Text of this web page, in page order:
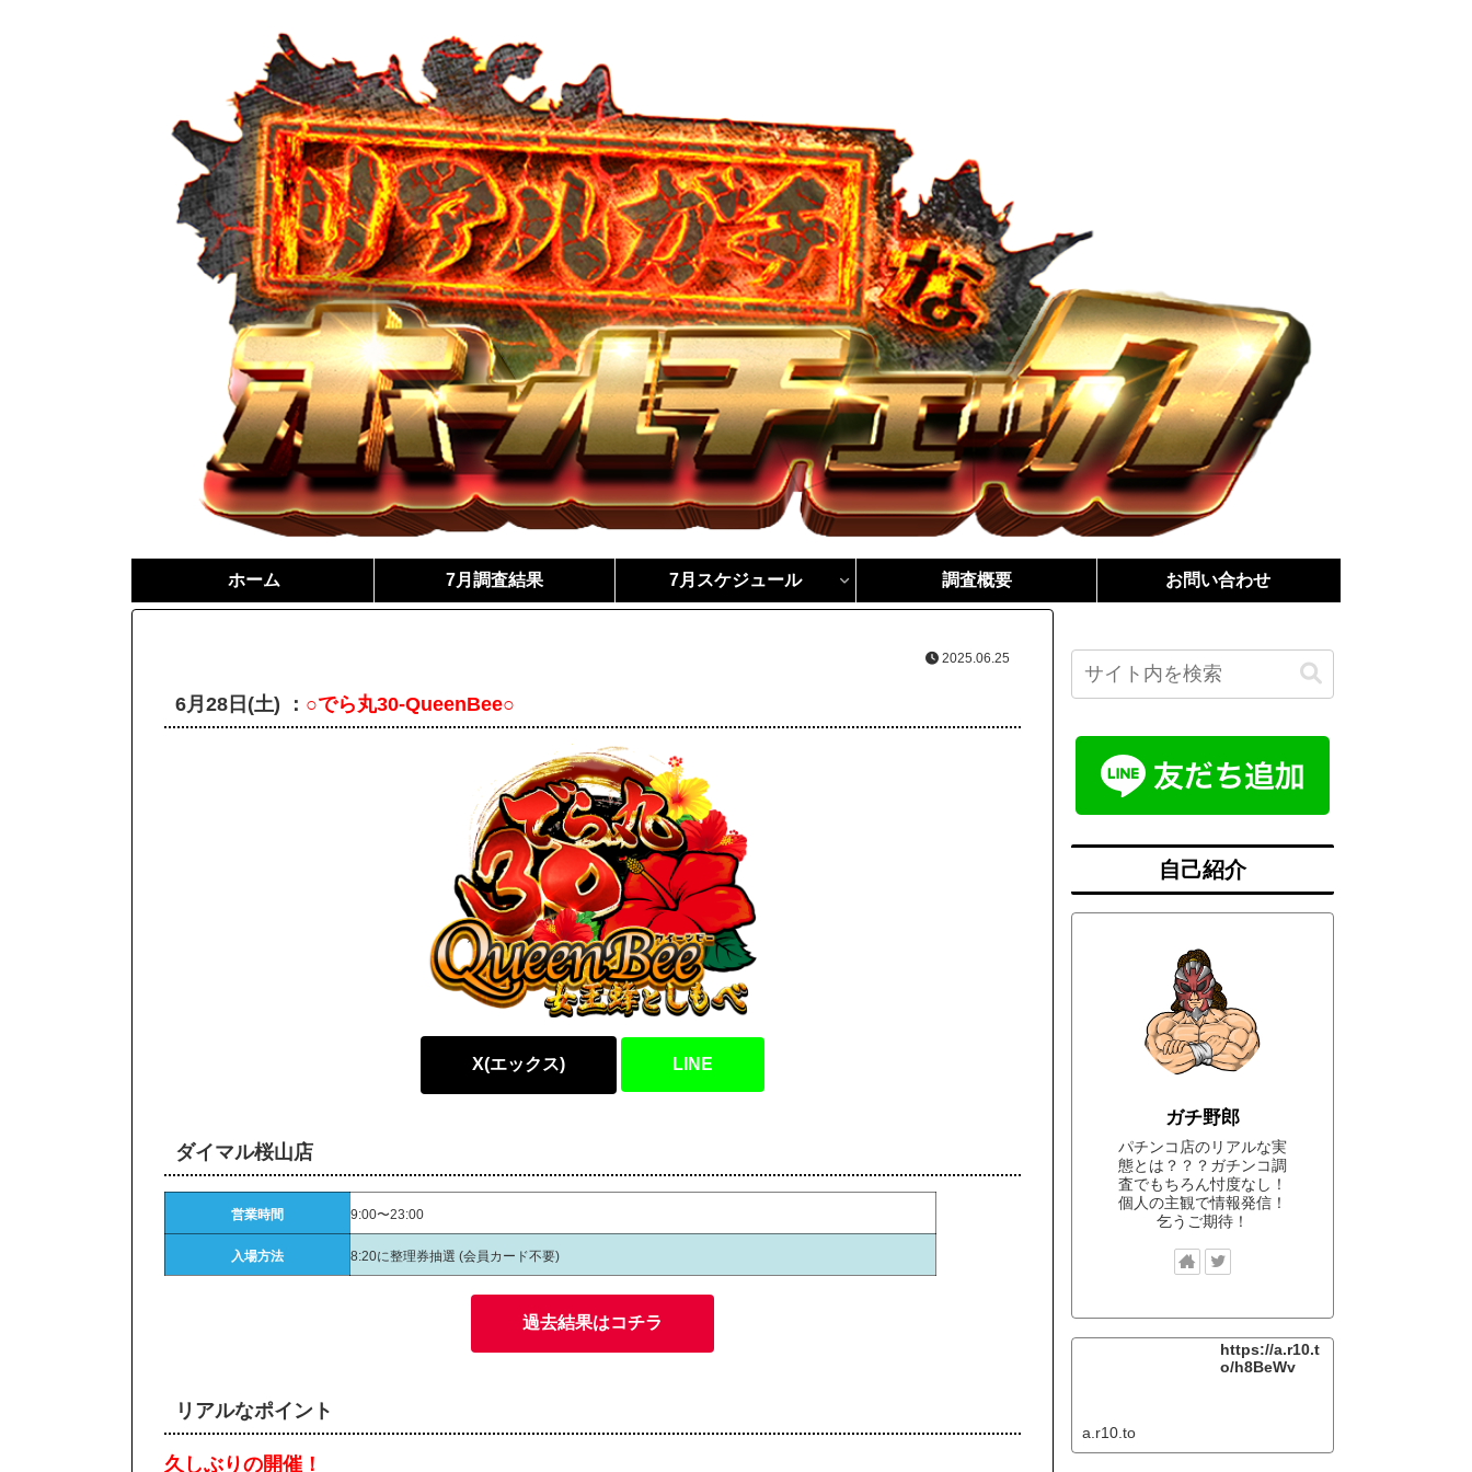
ホーム 7月調査結果 7月スケジュール 調査概要 お問い合わせ
2025.06.25
6月28日(土) ： ○でら丸30-QueenBee○
X(エックス) LINE
ダイマル桜山店
営業時間 9:00〜23:00
入場方法 8:20に整理券抽選 (会員カード不要)
過去結果はコチラ
リアルなポイント
久しぶりの開催！
自己紹介
ガチ野郎
パチンコ店のリアルな実
態とは？？？ガチンコ調
査でもちろん忖度なし！
個人の主観で情報発信！
乞うご期待！
https://a.r10.t
o/h8BeWv
a.r10.to